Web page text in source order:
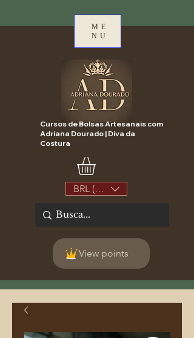
ME
NU
Cursos de Bolsas Artesanais com
Adriana Dourado | Diva da
Costura
BRL (R$)
View points